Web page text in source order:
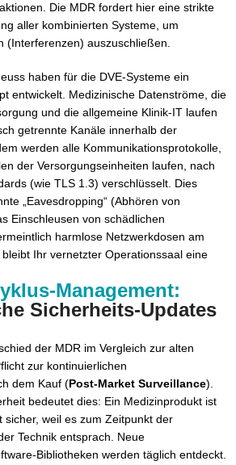
Die MDR fordert hier eine strikte
aller kombinierten Systeme, um
(Interferenzen) auszuschließen.
haben für die DVE-Systeme ein
entwickelt. Medizinische Datenströme, die
und die allgemeine Klinik-IT laufen
getrennte Kanäle innerhalb der
werden alle Kommunikationsprotokolle,
der Versorgungseinheiten laufen, nach
(wie TLS 1.3) verschlüsselt. Dies
„Eavesdropping“ (Abhören von
Einschleusen von schädlichen
harmlose Netzwerkdosen am
Ihr vernetzter Operationssaal eine
Management:
Sicherheits-Updates
der MDR im Vergleich zur alten
zur kontinuierlichen
dem Kauf (Post-Market Surveillance).
bedeutet dies: Ein Medizinprodukt ist
sicher, weil es zum Zeitpunkt der
Technik entsprach. Neue
Bibliotheken werden täglich entdeckt.